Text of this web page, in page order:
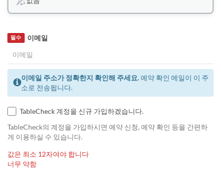
이메일
필수
이메일 주소가 정확한지 확인해 주세요.예약 확인 메일이 이 주
소로 전송됩니다.
TableCheck 계정을 신규 가입하겠습니다.
TableCheck의 계정을 가입하시면 예약 신청, 예약 확인 등을 간편하
게 이용하실 수 있습니다.
값은 최소 12자여야 합니다
너무 약함